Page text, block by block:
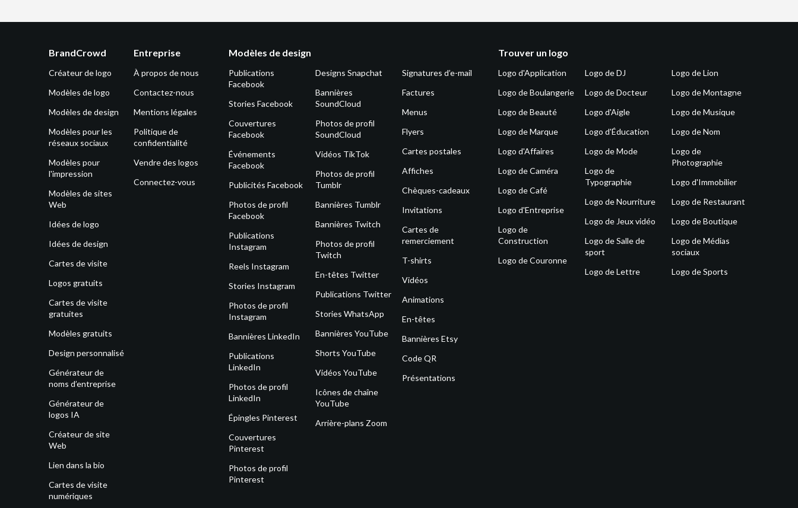
BrandCrowd
Créateur de logo
Modèles de logo
Modèles de design
Modèles pour les
réseaux sociaux
Modèles pour
l'impression
Modèles de sites
Web
Idées de logo
Idées de design
Cartes de visite
Logos gratuits
Cartes de visite
gratuites
Modèles gratuits
Design personnalisé
Générateur de
noms d’entreprise
Générateur de
logos IA
Créateur de site
Web
Lien dans la bio
Cartes de visite
numériques
Entreprise
À propos de nous
Contactez-nous
Mentions légales
Politique de
confidentialité
Vendre des logos
Connectez-vous
Modèles de design
Publications
Facebook
Stories Facebook
Couvertures
Facebook
Événements
Facebook
Publicités Facebook
Photos de profil
Facebook
Publications
Instagram
Reels Instagram
Stories Instagram
Photos de profil
Instagram
Bannières LinkedIn
Publications
LinkedIn
Photos de profil
LinkedIn
Épingles Pinterest
Couvertures
Pinterest
Photos de profil
Pinterest
Designs Snapchat
Bannières
SoundCloud
Photos de profil
SoundCloud
Vidéos TikTok
Photos de profil
Tumblr
Bannières Tumblr
Bannières Twitch
Photos de profil
Twitch
En-têtes Twitter
Publications Twitter
Stories WhatsApp
Bannières YouTube
Shorts YouTube
Vidéos YouTube
Icônes de chaîne
YouTube
Arrière-plans Zoom
Signatures d’e-mail
Factures
Menus
Flyers
Cartes postales
Affiches
Chèques-cadeaux
Invitations
Cartes de
remerciement
T-shirts
Vidéos
Animations
En-têtes
Bannières Etsy
Code QR
Présentations
Trouver un logo
Logo d'Application
Logo de Boulangerie
Logo de Beauté
Logo de Marque
Logo d'Affaires
Logo de Caméra
Logo de Café
Logo d'Entreprise
Logo de
Construction
Logo de Couronne
Logo de DJ
Logo de Docteur
Logo d'Aigle
Logo d'Éducation
Logo de Mode
Logo de
Typographie
Logo de Nourriture
Logo de Jeux vidéo
Logo de Salle de
sport
Logo de Lettre
Logo de Lion
Logo de Montagne
Logo de Musique
Logo de Nom
Logo de
Photographie
Logo d'Immobilier
Logo de Restaurant
Logo de Boutique
Logo de Médias
sociaux
Logo de Sports